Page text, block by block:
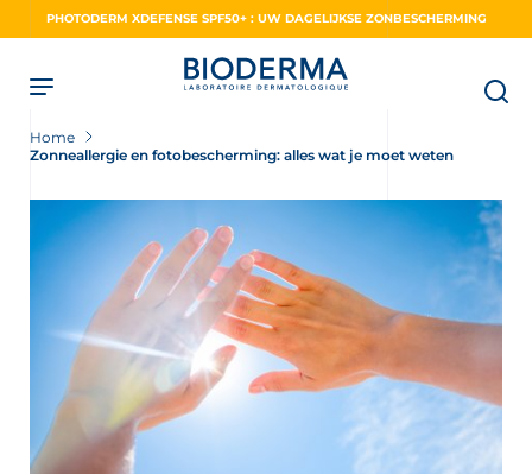
PHOTODERM XDEFENSE SPF50+ : UW DAGELIJKSE ZONBESCHERMING
Home
Zonneallergie en fotobescherming: alles wat je moet weten